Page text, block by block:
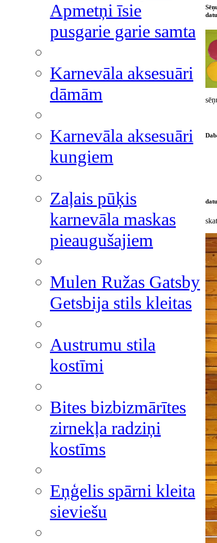
Apmetņi īsie
pusgarie garie samta
Karnevāla aksesuāri
dāmām
Karnevāla aksesuāri
kungiem
Zaļais pūķis
karnevāla maskas
pieaugušajiem
Mulen Ružas Gatsby
Getsbija stils kleitas
Austrumu stila
kostīmi
Bites bizbizmārītes
zirnekļa radziņi
kostīms
Eņģelis spārni kleita
sieviešu